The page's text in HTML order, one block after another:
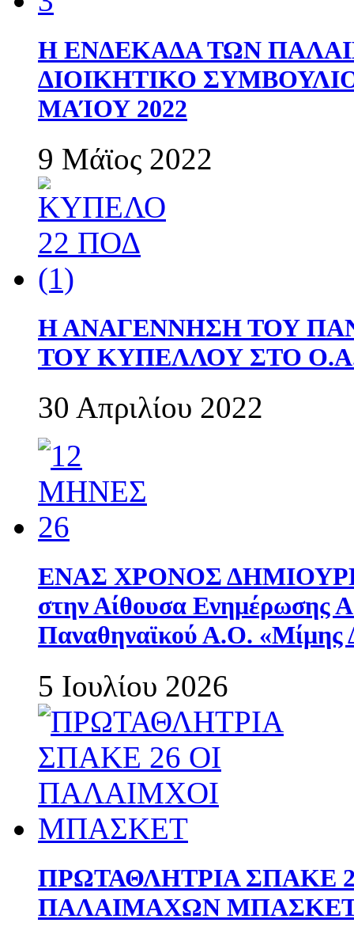
Η ΕΝΔΕΚΑΔΑ ΤΩΝ
ΔΙΟΙΚΗΤΙΚΟ
ΜΑΊΟΥ 2022
9 Μάϊος 2022
Η ΑΝΑΓΕΝΝΗΣΗ ΤΟΥ
ΤΟΥ ΚΥΠΕΛΛΟΥ ΣΤΟ
30 Απριλίου 2022
ΕΝΑΣ ΧΡΟΝΟΣ
στην Αίθουσα Ενημέρωσης
Παναθηναϊκού Α.Ο. «Μίμης
5 Ιουλίου 2026
ΠΡΩΤΑΘΛΗΤΡΙΑ ΣΠΑΚΕ
ΠΑΛΑΙΜΑΧΩΝ